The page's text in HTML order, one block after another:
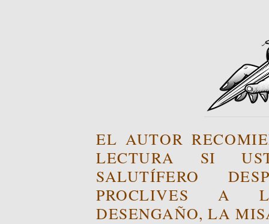
EL AUTOR
LECTURA SI
SALUTÍFERO
PROCLIVES A
DESENGAÑO, LA